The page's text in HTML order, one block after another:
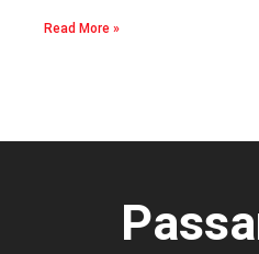
Read More »